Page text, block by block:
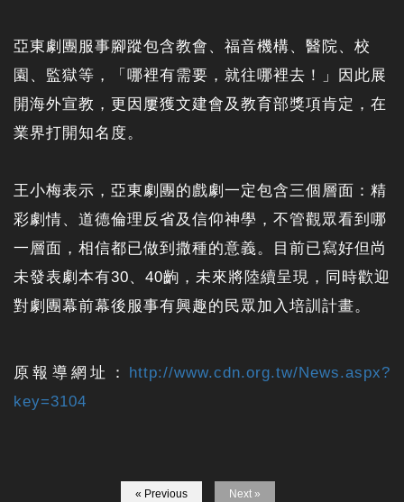
亞東劇團服事腳蹤包含教會、福音機構、醫院、校
園、監獄等，「哪裡有需要，就往哪裡去！」因此展
開海外宣教，更因屢獲文建會及教育部獎項肯定，在
業界打開知名度。
王小梅表示，亞東劇團的戲劇一定包含三個層面：精
彩劇情、道德倫理反省及信仰神學，不管觀眾看到哪
一層面，相信都已做到撒種的意義。目前已寫好但尚
未發表劇本有30、40齣，未來將陸續呈現，同時歡迎
對劇團幕前幕後服事有興趣的民眾加入培訓計畫。
原報導網址： http://www.cdn.org.tw/News.aspx?
key=3104
« Previous Next »